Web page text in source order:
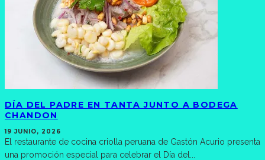
DÍA DEL PADRE EN TANTA JUNTO A BODEGA
CHANDON
19 JUNIO, 2026
El restaurante de cocina criolla peruana de Gastón Acurio presenta
una promoción especial para celebrar el Día del